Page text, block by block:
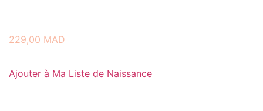
229,00 MAD
Ajouter à Ma Liste de Naissance